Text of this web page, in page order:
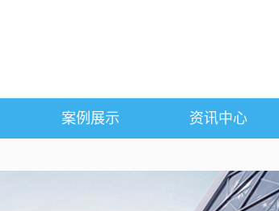
案例展示 资讯中心
行业新闻